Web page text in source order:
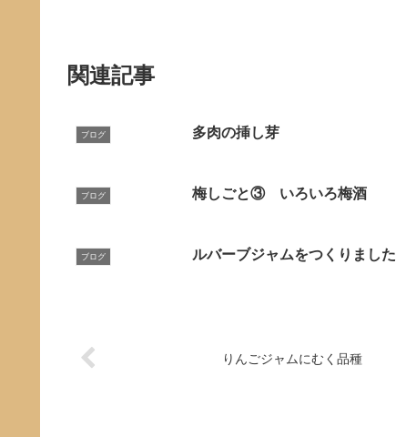
関連記事
ブログ 多肉の挿し芽
ブログ 梅しごと③ いろいろ梅酒
ブログ ルバーブジャムをつくりました
りんごジャムにむく品種